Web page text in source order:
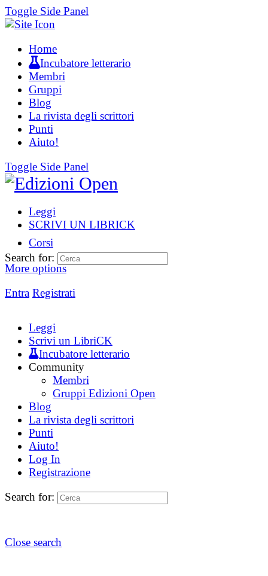
Toggle Side Panel
Home
Incubatore letterario
Membri
Gruppi
Blog
La rivista degli scrittori
Punti
Aiuto!
Toggle Side Panel
Leggi
SCRIVI UN LIBRICK
Corsi
More options
Entra Registrati
Search for:
Leggi
Scrivi un LibriCK
Incubatore letterario
Community
Membri
Gruppi Edizioni Open
Blog
La rivista degli scrittori
Punti
Aiuto!
Log In
Registrazione
Search for:
Close search